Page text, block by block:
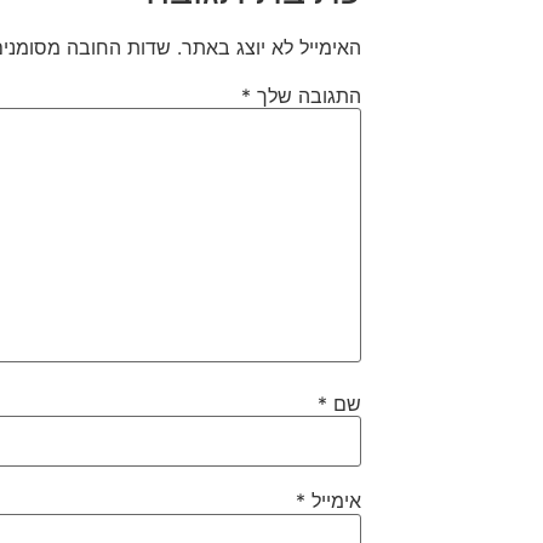
האימייל לא יוצג באתר. שדות החובה
התגובה שלך *
שם *
אימייל *